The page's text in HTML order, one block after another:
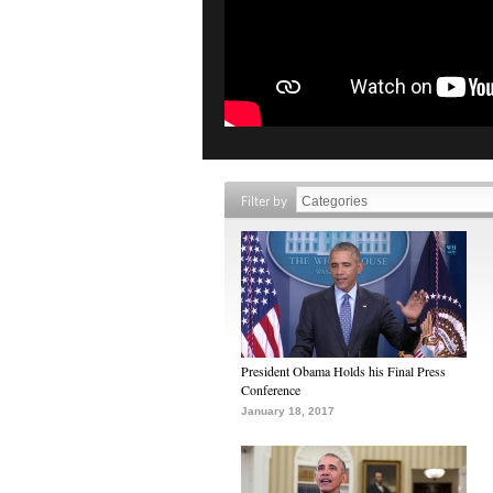
Filter by
President Obama Holds his Final Press
Conference
January 18, 2017